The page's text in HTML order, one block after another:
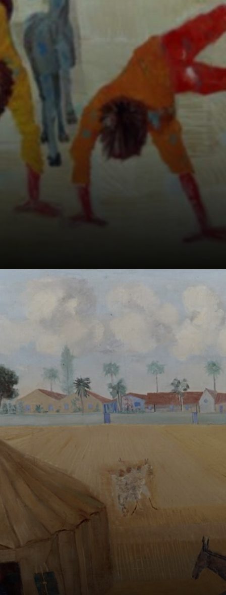
Seus pais,
imigrantes
italianos, vinham
ao Brasil em
busca de uma
vida melhor,
trabalhando nas
plantações de
café.